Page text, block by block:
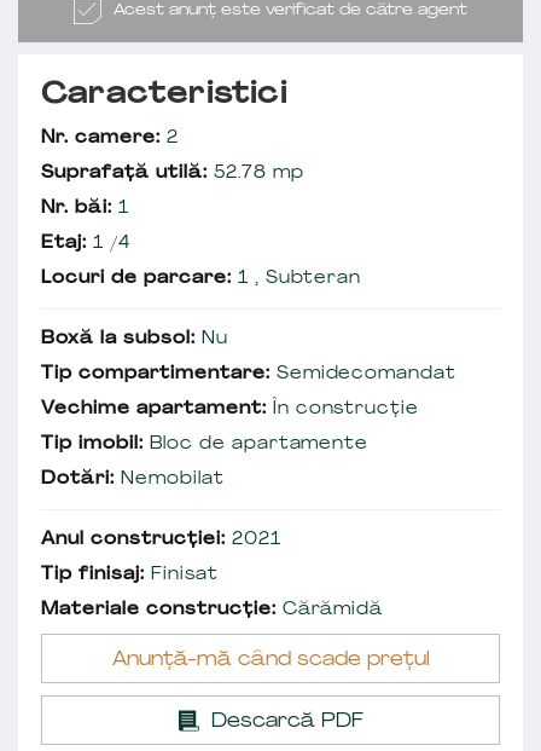
Acest anunț este verificat de către agent
Caracteristici
Nr. camere: 2
Suprafață utilă: 52.78 mp
Nr. băi: 1
Etaj: 1 /4
Locuri de parcare: 1 , Subteran
Boxă la subsol: Nu
Tip compartimentare: Semidecomandat
Vechime apartament: În construcție
Tip imobil: Bloc de apartamente
Dotări: Nemobilat
Anul construcției: 2021
Tip finisaj: Finisat
Materiale construcție: Cărămidă
Anunță-mă când scade prețul
Descarcă PDF